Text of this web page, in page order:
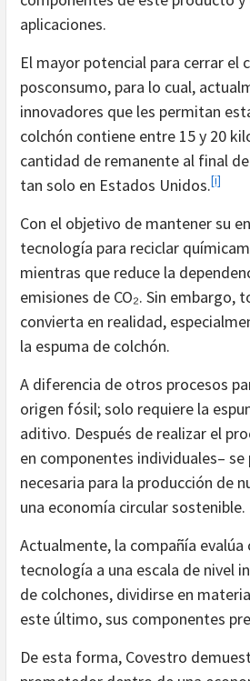
aplicaciones.
El mayor potencial para cerrar el
posconsumo, para lo cual,
innovadores que les permitan
colchón contiene entre 15 y 20
cantidad de remanente al final
tan solo en Estados Unidos.[i]
Con el objetivo de mantener su
tecnología para reciclar
mientras que reduce la
emisiones de CO₂. Sin
convierta en realidad,
la espuma de colchón.
A diferencia de otros procesos
origen fósil; solo requiere la
aditivo. Después de realizar el
en componentes individuales–
necesaria para la producción de
una economía circular sostenible.
Actualmente, la compañía
tecnología a una escala de nivel
de colchones, dividirse en
este último, sus componentes
De esta forma, Covestro